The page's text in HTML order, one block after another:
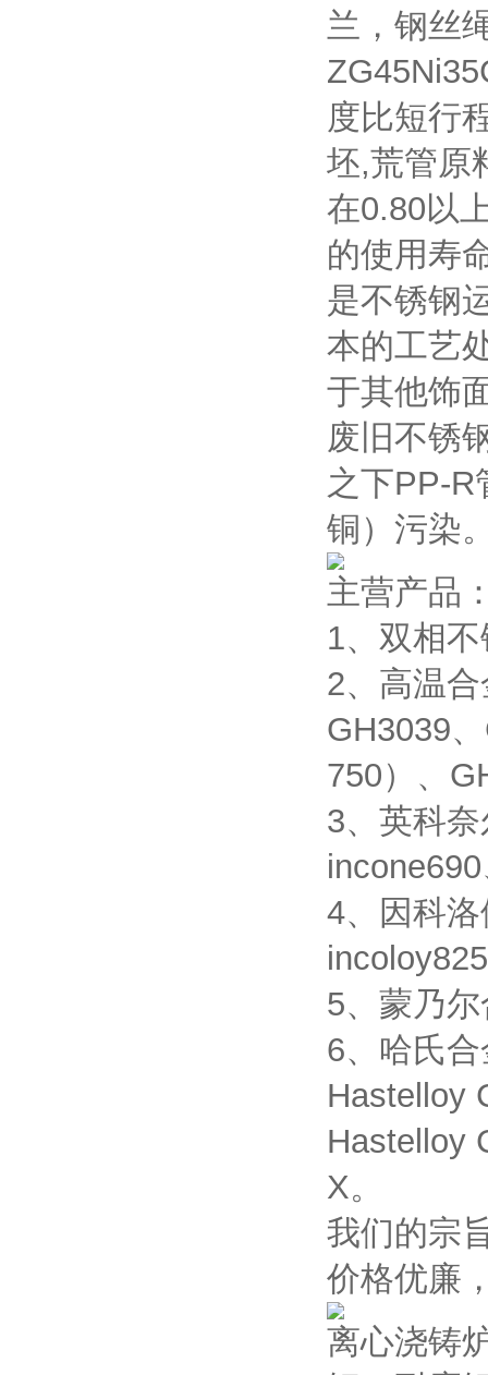
兰，钢丝
度比短行
坯,荒管原
在0.80以
的使用寿
是不锈钢
本的工艺
于其他饰
废旧不锈
之下PP-R
铜）污染
主营产品
1、双相
2、高温
GH3039
750）、
3、英科
4、因科
5、蒙乃
6、哈氏
Hastelloy
Hastelloy
X。
我们的宗
价格优廉
离心浇铸